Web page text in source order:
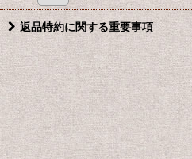
返品特約に関する重要事項